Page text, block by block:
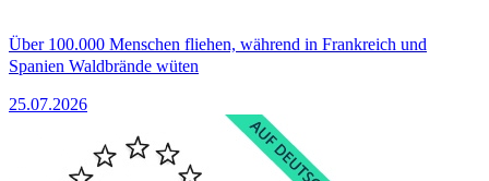
Über 100.000 Menschen fliehen, während in Frankreich und
Spanien Waldbrände wüten
25.07.2026